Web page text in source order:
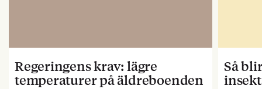
Regeringens krav: lägre
temperaturer på äldreboenden
Så